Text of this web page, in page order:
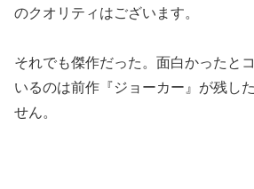
のクオリティはございます。
それでも傑作だった。面白かったと
いるのは前作『ジョーカー』が残し
せん。